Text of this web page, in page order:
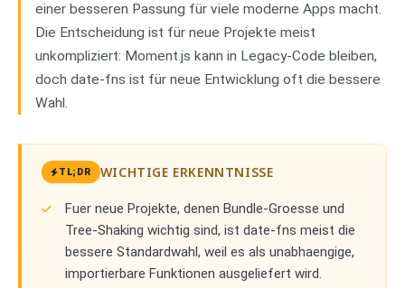
einer besseren Passung für viele moderne Apps macht.
Die Entscheidung ist für neue Projekte meist
unkompliziert: Moment.js kann in Legacy-Code bleiben,
doch date-fns ist für neue Entwicklung oft die bessere
Wahl.
TL;DR WICHTIGE ERKENNTNISSE
Fuer neue Projekte, denen Bundle-Groesse und
Tree-Shaking wichtig sind, ist date-fns meist die
bessere Standardwahl, weil es als unabhaengige,
importierbare Funktionen ausgeliefert wird.